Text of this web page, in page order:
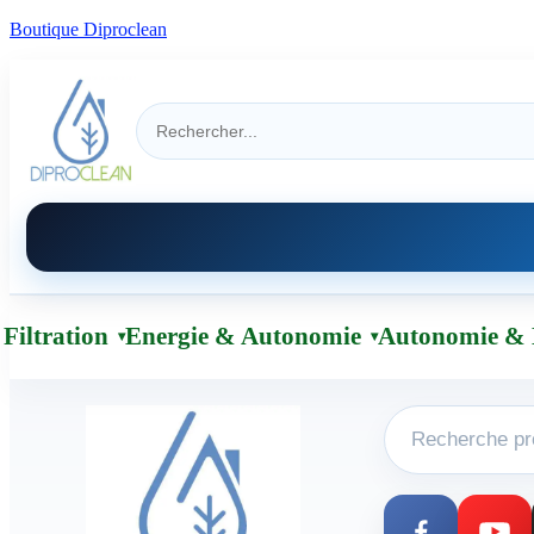
Boutique Diproclean
Energie & Autonomie Autonomie &